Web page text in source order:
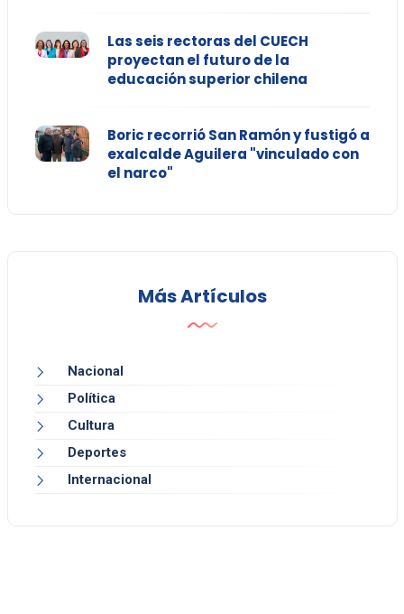
Las seis rectoras del CUECH
proyectan el futuro de la
educación superior chilena
Boric recorrió San Ramón y fustigó a
exalcalde Aguilera "vinculado con
el narco"
Más Artículos
Nacional
Política
Cultura
Deportes
Internacional